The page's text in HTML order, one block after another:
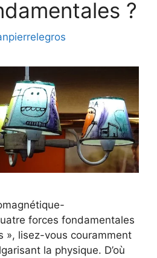
?
forces fondamentales
», lisez-vous couramment
la physique. D’où